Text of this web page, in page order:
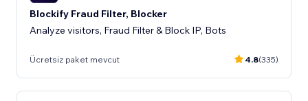
Blockify Fraud Filter, Blocker
Analyze visitors, Fraud Filter & Block IP, Bots
Ücretsiz paket mevcut 4.8(335)